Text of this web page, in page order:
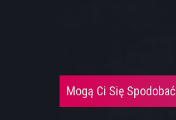
Mogą Ci Się Spodobać